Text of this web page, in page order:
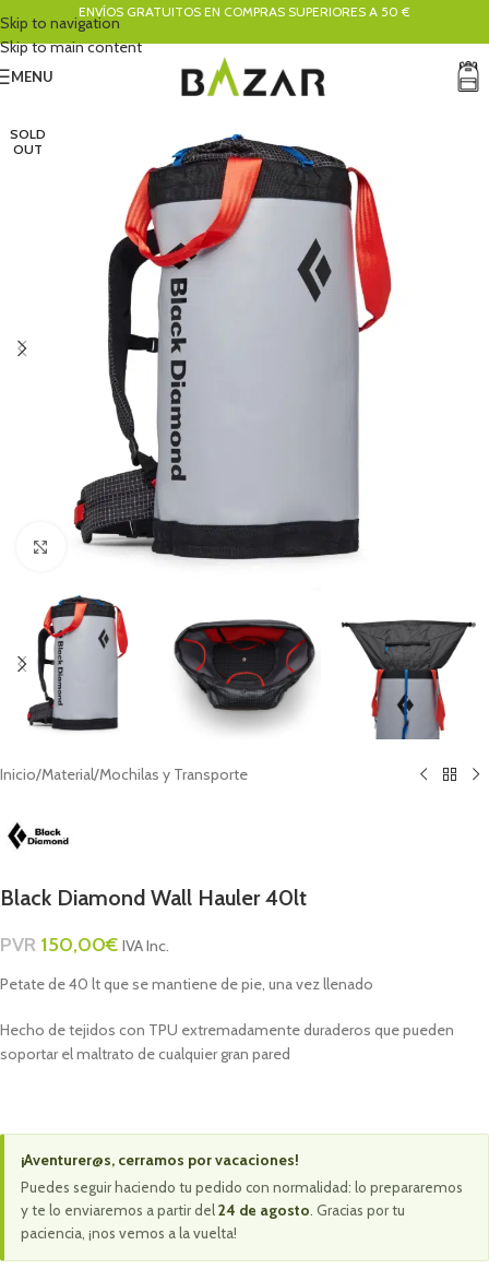
Skip to navigation
Skip to main content
ENVÍOS GRATUITOS EN COMPRAS SUPERIORES A 50 €
MENU
SOLD
OUT
Click to enlarge
Inicio/Material/Mochilas y Transporte
Black Diamond Wall Hauler 40lt
PVR 150,00€ IVA Inc.
Petate de 40 lt que se mantiene de pie, una vez llenado
Hecho de tejidos con TPU extremadamente duraderos que pueden
soportar el maltrato de cualquier gran pared
¡Aventurer@s, cerramos por vacaciones!
Puedes seguir haciendo tu pedido con normalidad: lo prepararemos
y te lo enviaremos a partir del24 de agosto. Gracias por tu
paciencia, ¡nos vemos a la vuelta!